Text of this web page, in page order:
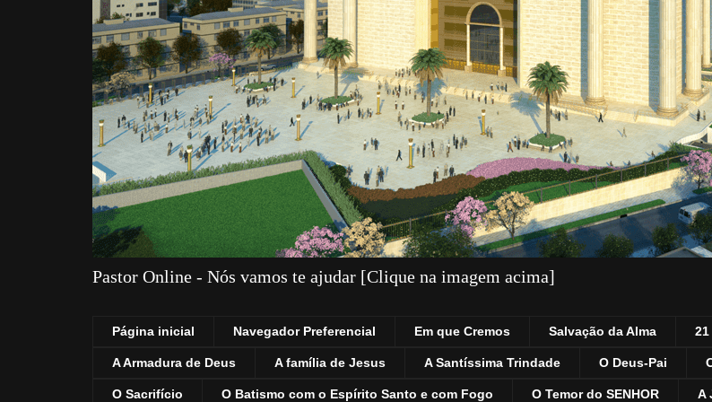
Pastor Online - Nós vamos te ajudar [Clique na imagem acima]
Página inicial Navegador Preferencial Em que Cremos Salvação da Alma
A Armadura de Deus A família de Jesus A Santíssima Trindade O Deus-Pai
O Sacrifício O Batismo com o Espírito Santo e com Fogo O Temor do SENHOR A